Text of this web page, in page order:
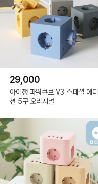
29,000
아이정 파워큐브 V3 스페셜 에디
션 5구 오리지널